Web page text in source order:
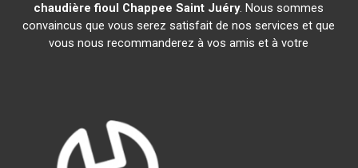
chaudière fioul Chappee Saint Juéry. Nous sommes
convaincus que vous serez satisfait de nos services et que
vous nous recommanderez à vos amis et à votre